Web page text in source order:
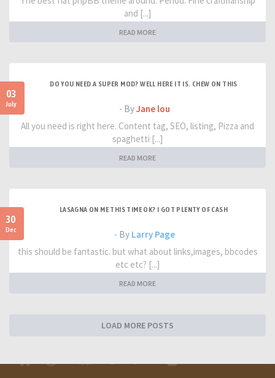
and [...]
READ MORE
03
July
DO YOU NEED A SUPER MOD? WELL HERE IT IS. CHEW ON THIS
- ByJane lou
All you need is right here. Content tag, SEO, listing, Pizza and
spaghetti [...]
READ MORE
30
Dec
LASAGNA ON ME THIS TIME OK? I GOT PLENTY OF CASH
- By Larry Page
this should be fantastic. but what about links,images, bbcodes
etc etc? [...]
READ MORE
LOAD MORE POSTS